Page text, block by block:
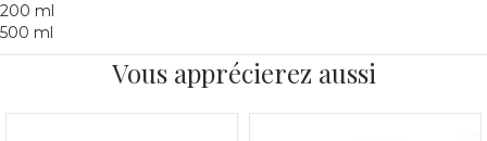
200 ml
500 ml
Vous apprécierez aussi